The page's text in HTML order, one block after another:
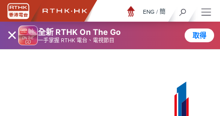
× 全新 RTHK On The Go
一手掌握 RTHK 電台、電視節目
取得
ENG / 簡